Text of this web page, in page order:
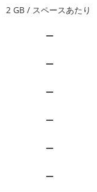
2 GB / スペースあたり